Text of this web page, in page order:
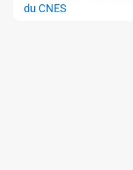
du CNES